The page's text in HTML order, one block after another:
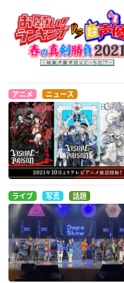
アニメ ニュース
ライブ 写真 話題